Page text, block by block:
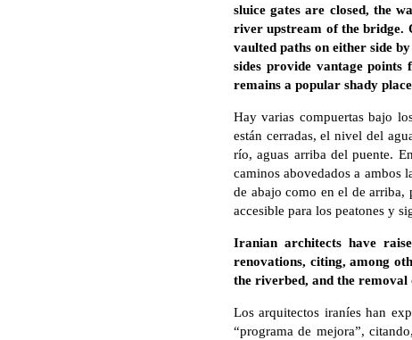
sluice gates are closed, the
river upstream of the bridge.
vaulted paths on either side
sides provide vantage
remains a popular shady
Hay varias compuertas bajo
están cerradas, el nivel del
río, aguas arriba del puente.
caminos abovedados a ambos
de abajo como en el de arriba,
accesible para los peatones y
Iranian architects have
renovations, citing, among
the riverbed, and the removal
Los arquitectos iraníes han
“programa de mejora”,